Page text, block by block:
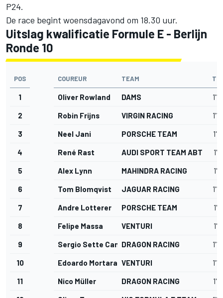
P24.
De race begint woensdagavond om 18.30 uur.
Uitslag kwalificatie Formule E - Berlijn
Ronde 10
POS COUREUR TEAM
1 Oliver Rowland DAMS
2 Robin Frijns VIRGIN RACING
3 Neel Jani PORSCHE TEAM
4 René Rast AUDI SPORT TEAM ABT
5 Alex Lynn MAHINDRA RACING
6 Tom Blomqvist JAGUAR RACING
7 Andre Lotterer PORSCHE TEAM
8 Felipe Massa VENTURI
9 Sergio Sette CamaraDRAGON RACING
10 Edoardo Mortara VENTURI
11 Nico Müller DRAGON RACING